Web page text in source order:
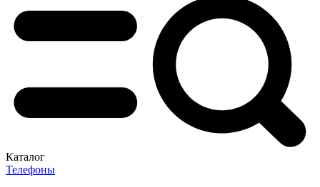
Каталог
Телефоны